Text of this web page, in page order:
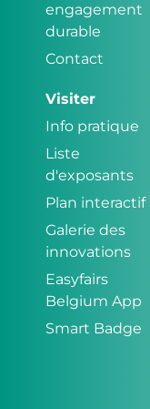
engagement
durable
Contact
Visiter
Info pratique
Liste
d'exposants
Plan interactif
Galerie des
innovations
Easyfairs
Belgium App
Smart Badge